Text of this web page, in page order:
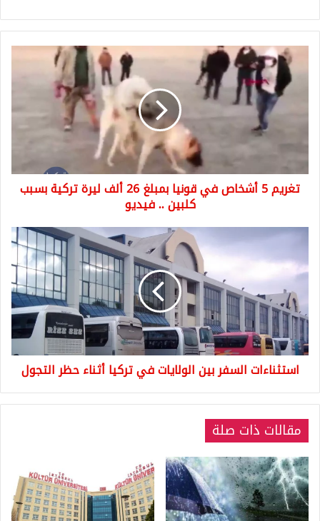
تغريم
أشخاص
قونيا
26
ألف
ليرة
تركية
..
تغريم 5 أشخاص في قونيا بمبلغ 26 ألف ليرة تركية بسبب
كلبين .. فيديو
استثناءات
بين
الولايات
في
تركيا
أثناء
حظر
التجول
استثناءات السفر بين الولايات في تركيا أثناء حظر التجول
مقالات ذات صلة